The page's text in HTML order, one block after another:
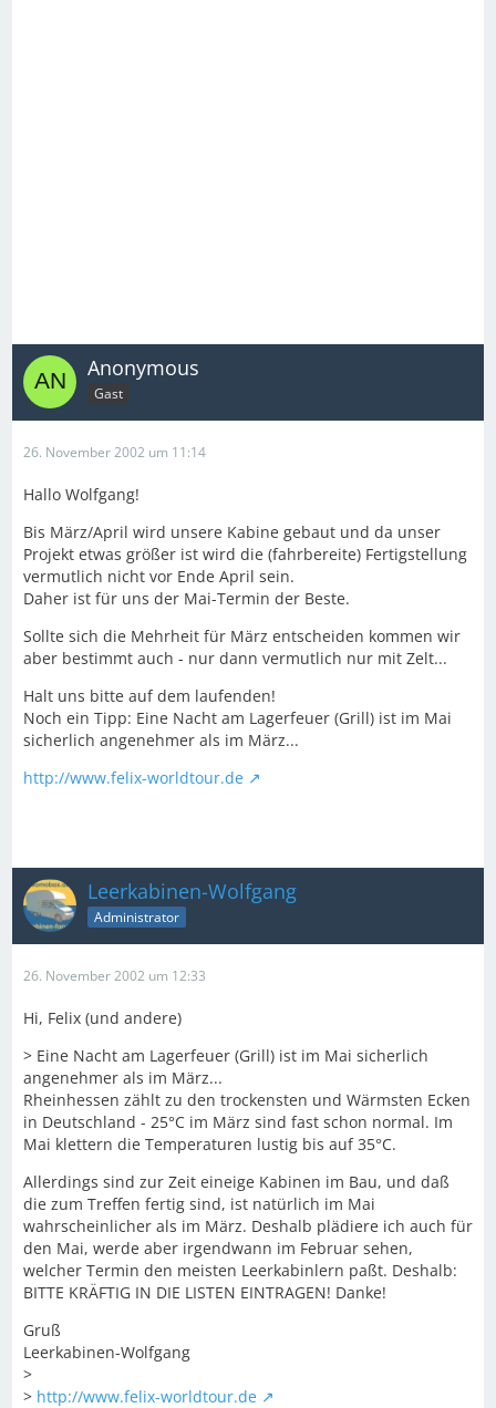
Anonymous
Gast
26. November 2002 um 11:14
Hallo Wolfgang!
Bis März/April wird unsere Kabine gebaut und da unser
Projekt etwas größer ist wird die (fahrbereite) Fertigstellung
vermutlich nicht vor Ende April sein.
Daher ist für uns der Mai-Termin der Beste.
Sollte sich die Mehrheit für März entscheiden kommen wir
aber bestimmt auch - nur dann vermutlich nur mit Zelt...
Halt uns bitte auf dem laufenden!
Noch ein Tipp: Eine Nacht am Lagerfeuer (Grill) ist im Mai
sicherlich angenehmer als im März...
http://www.felix-worldtour.de
Leerkabinen-Wolfgang
Administrator
26. November 2002 um 12:33
Hi, Felix (und andere)
> Eine Nacht am Lagerfeuer (Grill) ist im Mai sicherlich
angenehmer als im März...
Rheinhessen zählt zu den trockensten und Wärmsten Ecken
in Deutschland - 25°C im März sind fast schon normal. Im
Mai klettern die Temperaturen lustig bis auf 35°C.
Allerdings sind zur Zeit eineige Kabinen im Bau, und daß
die zum Treffen fertig sind, ist natürlich im Mai
wahrscheinlicher als im März. Deshalb plädiere ich auch für
den Mai, werde aber irgendwann im Februar sehen,
welcher Termin den meisten Leerkabinlern paßt. Deshalb:
BITTE KRÄFTIG IN DIE LISTEN EINTRAGEN! Danke!
Gruß
Leerkabinen-Wolfgang
>
> http://www.felix-worldtour.de